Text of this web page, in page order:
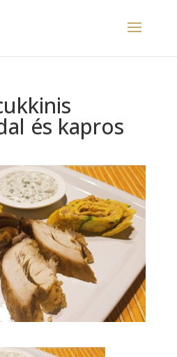
és kapros